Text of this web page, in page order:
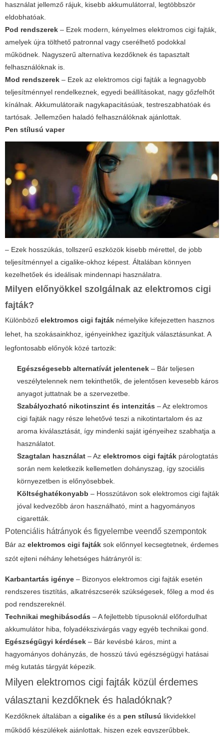
használat jellemző rájuk, kisebb akkumulátorral, legtöbbször
eldobhatóak.
Pod rendszerek – Ezek modern, kényelmes elektromos cigi fajták,
amelyek újra tölthető patronnal vagy cserélhető podokkal
működnek. Nagyszerű alternatíva kezdőknek és tapasztalt
felhasználóknak is.
Mod rendszerek – Ezek az elektromos cigi fajták a legnagyobb
teljesítménnyel rendelkeznek, egyedi beállításokat, nagy gőzfelhőt
kínálnak. Akkumulátoraik nagykapacitásúak, testreszabhatóak és
tartósak. Jellemzően haladó felhasználóknak ajánlottak.
Pen stílusú vaper
– Ezek hosszúkás, tollszerű eszközök kisebb mérettel, de jobb
teljesítménnyel a cigalike-okhoz képest. Általában könnyen
kezelhetőek és ideálisak mindennapi használatra.
Milyen előnyökkel szolgálnak az elektromos cigi
fajták?
Különböző elektromos cigi fajták némelyike kifejezetten hasznos
lehet, ha szokásainkhoz, igényeinkhez igazítjuk választásunkat. A
legfontosabb előnyök közé tartozik:
Egészségesebb alternatívát jelentenek – Bár teljesen
veszélytelennek nem tekinthetők, de jelentősen kevesebb káros
anyagot juttatnak be a szervezetbe.
Szabályozható nikotinszint és intenzitás – Az elektromos
cigi fajták nagy része lehetővé teszi a nikotintartalom és az
aroma kiválasztását, így mindenki saját igényeihez szabhatja a
használatot.
Szagtalan használat – Az elektromos cigi fajták párologtatás
során nem keletkezik kellemetlen dohányszag, így szociális
környezetben is előnyösebbek.
Költséghatékonyabb – Hosszútávon sok elektromos cigi fajták
jóval kedvezőbb áron használható, mint a hagyományos
cigaretták.
Potenciális hátrányok és figyelembe veendő szempontok
Bár az elektromos cigi fajták sok előnnyel kecsegtetnek, érdemes
szót ejteni néhány lehetséges hátrányról is:
Karbantartás igénye – Bizonyos elektromos cigi fajták esetén
rendszeres tisztítás, alkatrészcserék szükségesek, főleg a mod és
pod rendszereknél.
Technikai meghibásodás – A fejlettebb típusoknál előfordulhat
akkumulátor hiba, folyadékszivárgás vagy egyéb technikai gond.
Egészségügyi kérdések – Bár kevésbé káros, mint a
hagyományos dohányzás, de hosszú távú egészségügyi hatásai
még kutatás tárgyát képezik.
Milyen elektromos cigi fajták közül érdemes
választani kezdőknek és haladóknak?
Kezdőknek általában a cigalike és a pen stílusú likvidekkel
működő készülékek ajánlottak, hiszen ezek egyszerűbbek,